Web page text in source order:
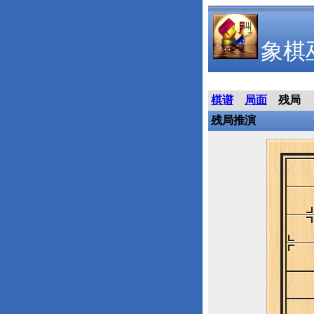
象棋
棋谱 局面
残局
残局推演